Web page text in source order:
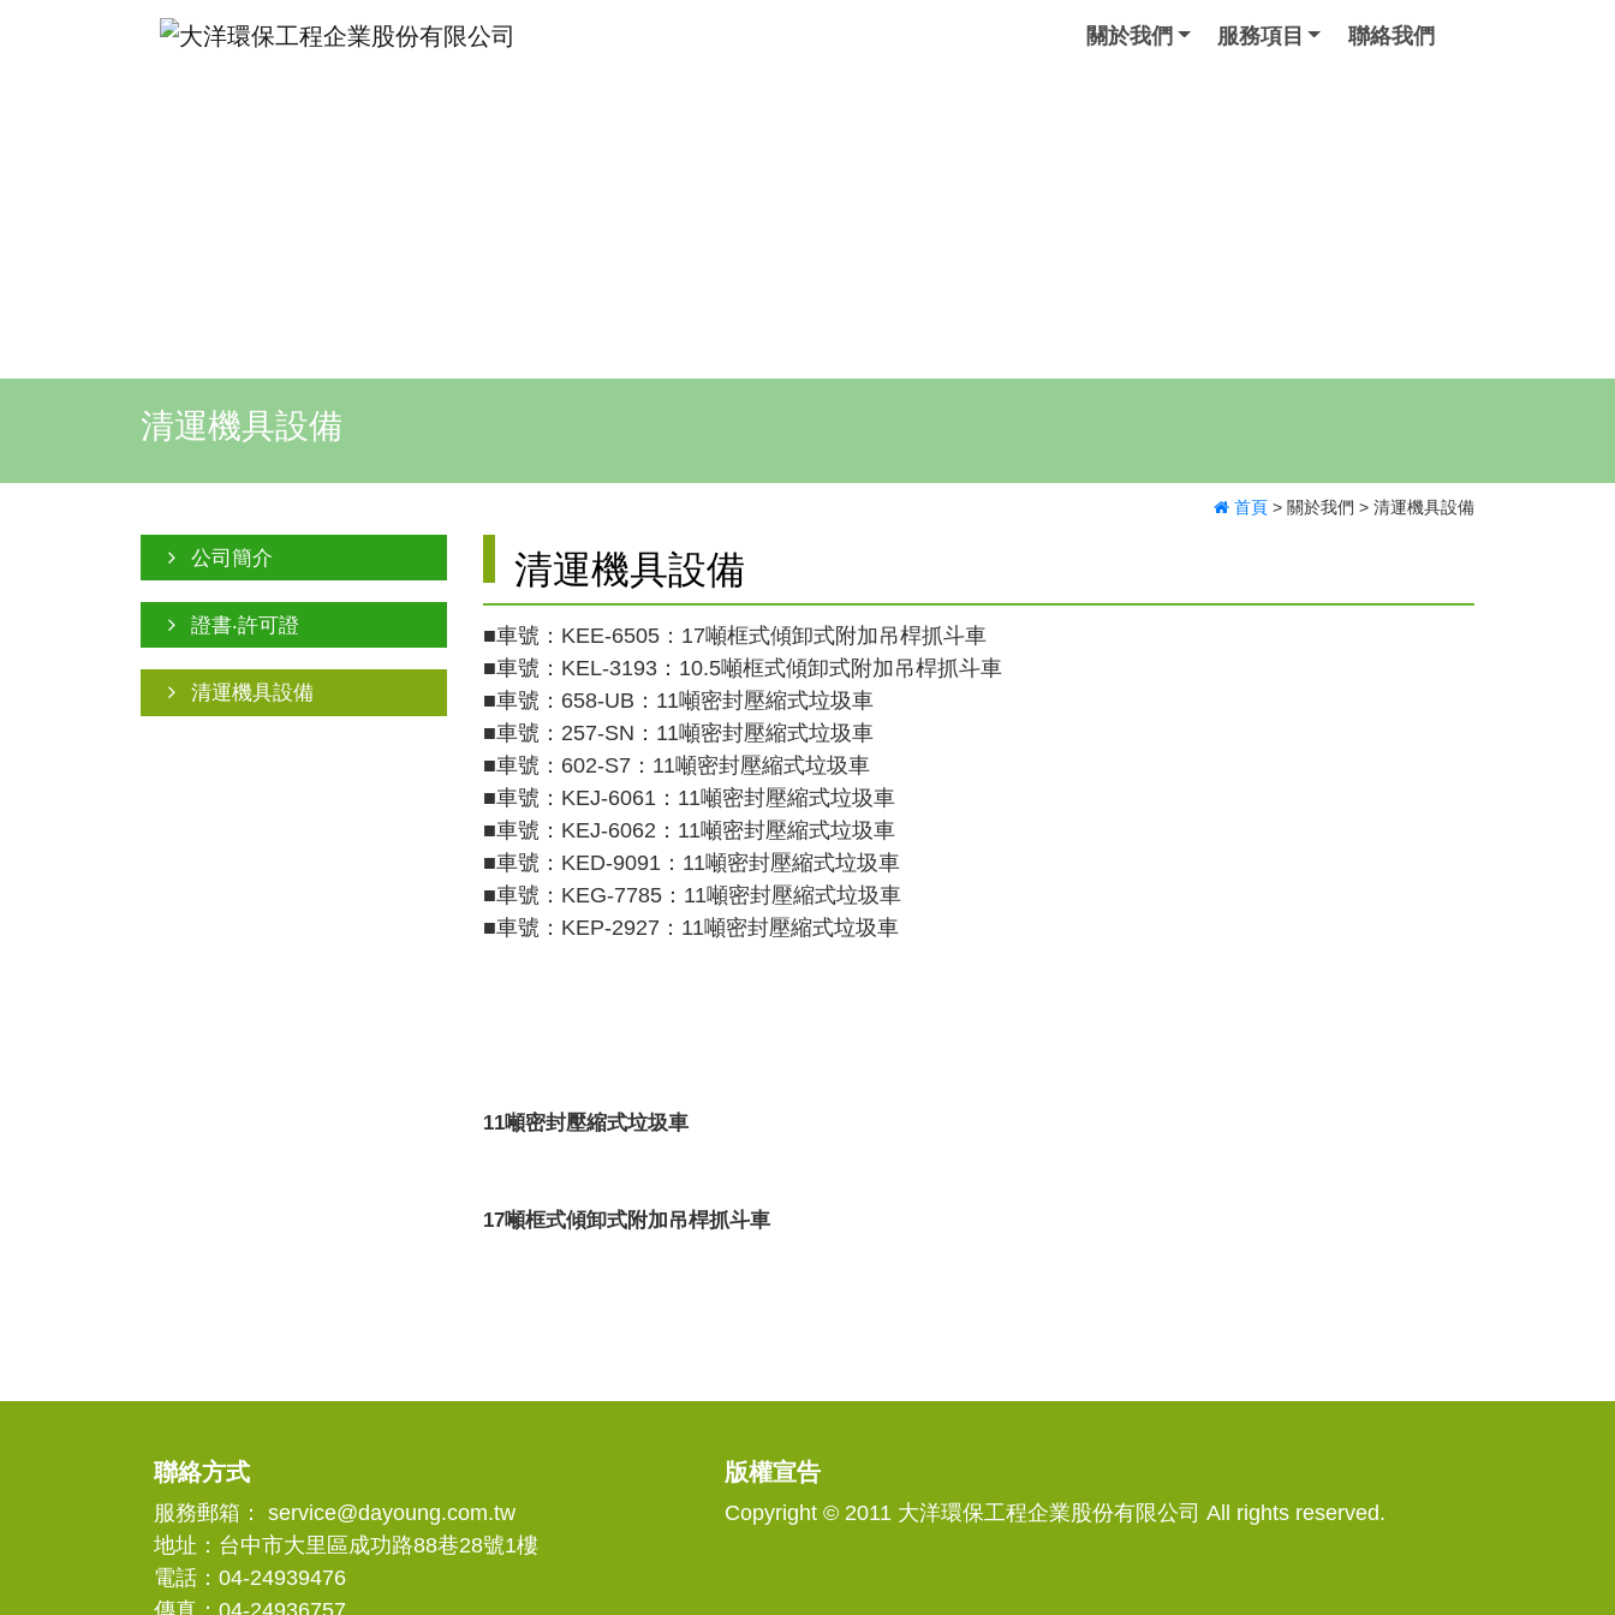
關於我們 服務項目 聯絡我們
清運機具設備
首頁 > 關於我們 > 清運機具設備
清運機具設備
■車號：KEE-6505：17噸框式傾卸式附加吊桿抓斗車
■車號：KEL-3193：10.5噸框式傾卸式附加吊桿抓斗車
■車號：658-UB：11噸密封壓縮式垃圾車
■車號：257-SN：11噸密封壓縮式垃圾車
■車號：602-S7：11噸密封壓縮式垃圾車
■車號：KEJ-6061：11噸密封壓縮式垃圾車
■車號：KEJ-6062：11噸密封壓縮式垃圾車
■車號：KED-9091：11噸密封壓縮式垃圾車
■車號：KEG-7785：11噸密封壓縮式垃圾車
■車號：KEP-2927：11噸密封壓縮式垃圾車
11噸密封壓縮式垃圾車
17噸框式傾卸式附加吊桿抓斗車
公司簡介
證書‧許可證
清運機具設備
聯絡方式
服務郵箱：service@dayoung.com.tw
地址：台中市大里區成功路88巷28號1樓
電話：04-24939476
傳真：04-24936757
版權宣告
Copyright © 2011 大洋環保工程企業股份有限公司 All rights reserved.